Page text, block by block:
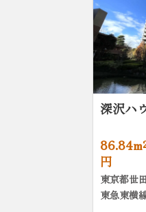
深沢ハ
円
東京都世
東急東横